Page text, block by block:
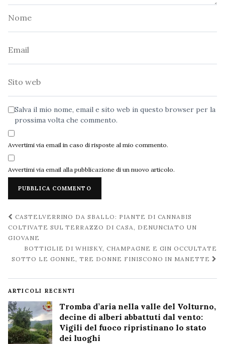
Salva il mio nome, email e sito web in questo browser per la
prossima volta che commento.
Avvertimi via email in caso di risposte al mio commento.
Avvertimi via email alla pubblicazione di un nuovo articolo.
Navigazione
post
CASTELVERRINO DA SBALLO: PIANTE DI CANNABIS
COLTIVATE SUL TERRAZZO DI CASA, DENUNCIATO UN
GIOVANE
BOTTIGLIE DI WHISKY, CHAMPAGNE E GIN OCCULTATE
SOTTO LE GONNE, TRE DONNE FINISCONO IN MANETTE
ARTICOLI RECENTI
Tromba d’aria nella valle del Volturno,
decine di alberi abbattuti dal vento:
Vigili del fuoco ripristinano lo stato
dei luoghi